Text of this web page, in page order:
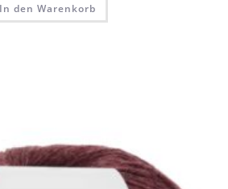
In den Warenkorb